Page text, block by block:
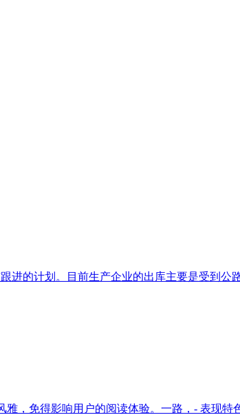
进的计划。目前生产企业的出库主要是受到公
，免得影响用户的阅读体验。一路，- 表现特